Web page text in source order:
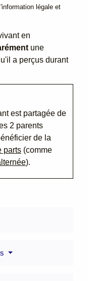
légale et
en
une
a perçus durant
est partagée de
2 parents
de la
parts (comme
).